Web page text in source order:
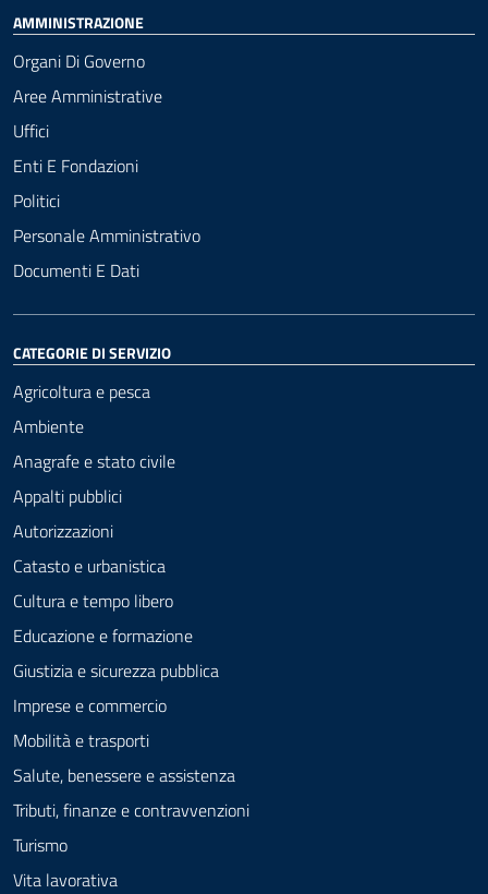
AMMINISTRAZIONE
Organi Di Governo
Aree Amministrative
Uffici
Enti E Fondazioni
Politici
Personale Amministrativo
Documenti E Dati
CATEGORIE DI SERVIZIO
Agricoltura e pesca
Ambiente
Anagrafe e stato civile
Appalti pubblici
Autorizzazioni
Catasto e urbanistica
Cultura e tempo libero
Educazione e formazione
Giustizia e sicurezza pubblica
Imprese e commercio
Mobilità e trasporti
Salute, benessere e assistenza
Tributi, finanze e contravvenzioni
Turismo
Vita lavorativa